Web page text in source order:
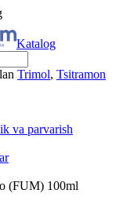
Katalog
Trimol, Tsitramon
va parvarish
(FUM) 100ml